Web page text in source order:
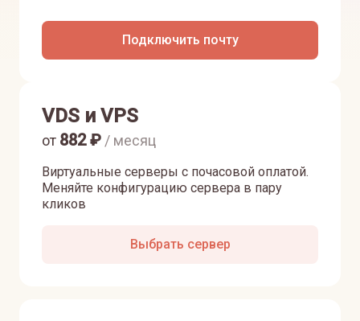
Подключить почту
VDS и VPS
Виртуальные серверы с почасовой оплатой.
Меняйте конфигурацию сервера в пару
кликов
от 882₽ / месяц
Выбрать сервер